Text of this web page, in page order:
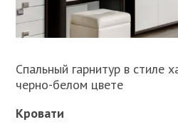
Спальный гарнитур в стиле
черно-белом цвете
Кровати